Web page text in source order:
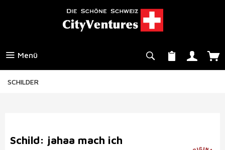
Menü
SCHILDER
Schild: jahaa mach ich